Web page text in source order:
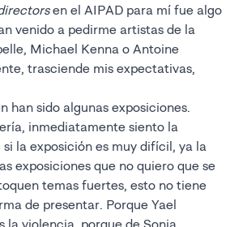
en el AIPAD para mí fue algo
venido a pedirme artistas de la
Michael Kenna o Antoine
trasciende mis expectativas,
han sido algunas exposiciones.
inmediatamente siento la
la exposición es muy difícil, ya la
exposiciones que no quiero que se
temas fuertes, esto no tiene
de presentar. Porque Yael
la violencia, porque de Sonia